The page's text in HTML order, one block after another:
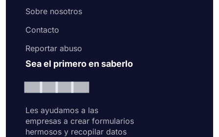
Sobre nosotros
Contacto
Reportar abuso
Sea el primero en saberlo
Les ayudamos a las
empresas a crear formularios
hermosos y recopilar datos